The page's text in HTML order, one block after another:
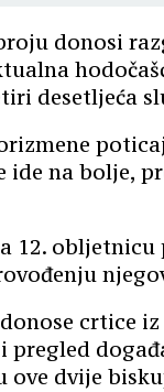
donosi
desetljeća
ide na bolje,
12.
crtice
ove dvije